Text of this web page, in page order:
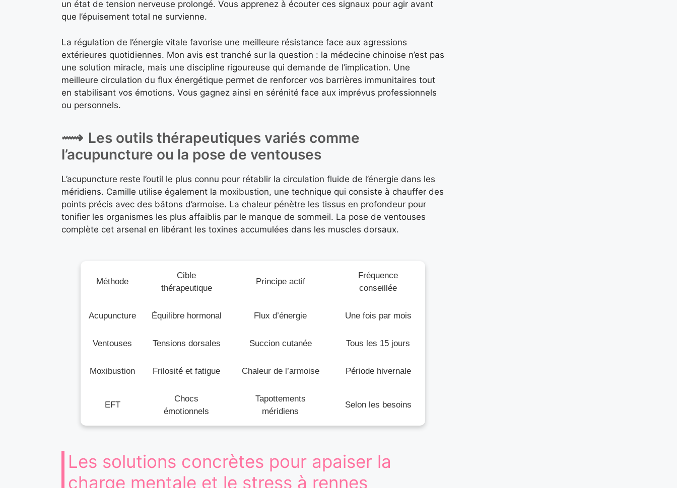
un état de tension nerveuse prolongé. Vous apprenez à écouter ces signaux pour agir avant
que l’épuisement total ne survienne.
La régulation de l’énergie vitale favorise une meilleure résistance face aux agressions
extérieures quotidiennes. Mon avis est tranché sur la question : la médecine chinoise n’est pas
une solution miracle, mais une discipline rigoureuse qui demande de l’implication. Une
meilleure circulation du flux énergétique permet de renforcer vos barrières immunitaires tout
en stabilisant vos émotions. Vous gagnez ainsi en sérénité face aux imprévus professionnels
ou personnels.
Les outils thérapeutiques variés comme
l’acupuncture ou la pose de ventouses
L’acupuncture reste l’outil le plus connu pour rétablir la circulation fluide de l’énergie dans les
méridiens. Camille utilise également la moxibustion, une technique qui consiste à chauffer des
points précis avec des bâtons d’armoise. La chaleur pénètre les tissus en profondeur pour
tonifier les organismes les plus affaiblis par le manque de sommeil. La pose de ventouses
complète cet arsenal en libérant les toxines accumulées dans les muscles dorsaux.
Méthode
Cible
thérapeutique
Principe actif
Fréquence
conseillée
Acupuncture Équilibre hormonal Flux d’énergie Une fois par mois
Ventouses Tensions dorsales Succion cutanée Tous les 15 jours
Moxibustion Frilosité et fatigue Chaleur de l’armoise Période hivernale
EFT
Chocs
émotionnels
Tapottements
méridiens
Selon les besoins
Les solutions concrètes pour apaiser la
charge mentale et le stress à rennes